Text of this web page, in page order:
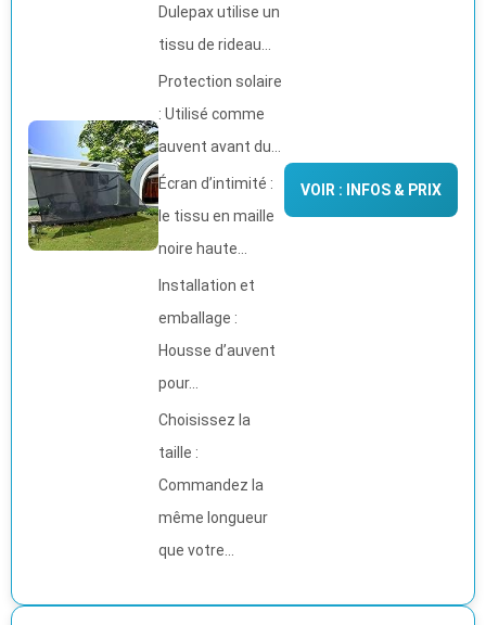
Dulepax utilise un
tissu de rideau...
Protection solaire
: Utilisé comme
auvent avant du...
Écran d’intimité :
le tissu en maille
noire haute...
Installation et
emballage :
Housse d’auvent
pour...
Choisissez la
taille :
Commandez la
même longueur
que votre...
VOIR : INFOS & PRIX